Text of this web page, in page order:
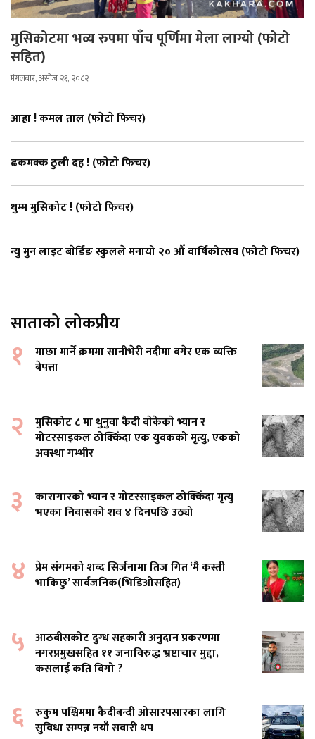
मुसिकोटमा भव्य रुपमा पाँच पूर्णिमा मेला लाग्यो (फोटो
सहित)
मंगलबार, असोज २१, २०८२
आहा ! कमल ताल (फाेटाे फिचर)
ढकमक्क ठुली दह ! (फाेटाे फिचर)
धुम्म मुसिकोट ! (फोटो फिचर)
न्यु मुन लाइट बाेर्डिङ स्कुलले मनायो २० औँ वार्षिकोत्सव (फोटो फिचर)
साताको लोकप्रीय
१
माछा मार्ने क्रममा सानीभेरी नदीमा बगेर एक व्यक्ति
बेपत्ता
२
मुसिकोट ८ मा थुनुवा कैदी बाेकेकाे भ्यान र
मोटरसाइकल ठोक्किँदा एक युवकको मृत्यु, एकको
अवस्था गम्भीर
३
कारागारको भ्यान र मोटरसाइकल ठोक्किँदा मृत्यु
भएका निवासको शव ४ दिनपछि उठ्यो
४ प्रेम संगमको शब्द सिर्जनामा तिज गित ‘मै कस्ती
भाकिछु’ सार्वजनिक(भिडिओसहित)
५ आठबीसकोट दुग्ध सहकारी अनुदान प्रकरणमा
नगरप्रमुखसहित ११ जनाविरुद्ध भ्रष्टाचार मुद्दा,
कसलाई कति विगो ?
६ रुकुम पश्चिममा कैदीबन्दी ओसारपसारका लागि
सुविधा सम्पन्न नयाँ सवारी थप